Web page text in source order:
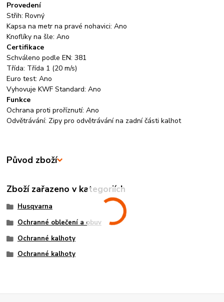
Provedení
Střih: Rovný
Kapsa na metr na pravé nohavici: Ano
Knoflíky na šle: Ano
Certifikace
Schváleno podle EN: 381
Třída: Třída 1 (20 m/s)
Euro test: Ano
Vyhovuje KWF Standard: Ano
Funkce
Ochrana proti proříznutí: Ano
Odvětrávání: Zipy pro odvětrávání na zadní části kalhot
Původ zboží
Zboží zařazeno v kategoriích
Husqvarna
Ochranné oblečení a obuv
Ochranné kalhoty
Ochranné kalhoty